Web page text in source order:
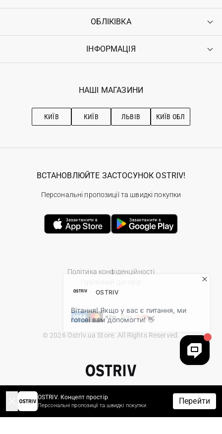
Контакти
Повернення
Гарантія
ОБЛІКІВКА
Увійти
Ostriv Club+
ІНФОРМАЦІЯ
Наші магазини
Рекомендації з догляду
НАШІ МАГАЗИНИ
КИЇВ КИЇВ ЛЬВІВ КИЇВ ОБЛ
Політика конфіденційності
© 2026 Ostriv.ua Store. All Rights Reserved.
ВСТАНОВЛЮЙТЕ ЗАСТОСУНОК OSTRIV!
Персональні пропозиції та швидкі покупки
OSTRIV. Концепт простір
Персональні пропозиції та швидкі покупки Перейти